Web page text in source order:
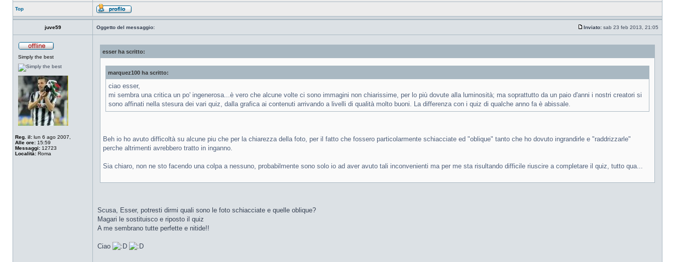
Top
juve59 Oggetto del messaggio: Inviato: sab 23 feb 2013, 21:05
Simply the best
Reg. il: lun 6 ago 2007,
Alle ore: 15:59
Messaggi: 12723
Località: Roma
esser ha scritto:
marquez100 ha scritto:
ciao esser,
mi sembra una critica un po' ingenerosa...è vero che alcune volte ci sono immagini non chiarissime, per lo più dovute alla luminosità; ma soprattutto da un paio d'anni i nostri creatori si
sono affinati nella stesura dei vari quiz, dalla grafica ai contenuti arrivando a livelli di qualità molto buoni. La differenza con i quiz di qualche anno fa è abissale.
Beh io ho avuto difficoltà su alcune piu che per la chiarezza della foto, per il fatto che fossero particolarmente schiacciate ed "oblique" tanto che ho dovuto ingrandirle e "raddrizzarle"
perche altrimenti avrebbero tratto in inganno.
Sia chiaro, non ne sto facendo una colpa a nessuno, probabilmente sono solo io ad aver avuto tali inconvenienti ma per me sta risultando difficile riuscire a completare il quiz, tutto qua...
Scusa, Esser, potresti dirmi quali sono le foto schiacciate e quelle oblique?
Magari le sostituisco e riposto il quiz
A me sembrano tutte perfette e nitide!!
Ciao